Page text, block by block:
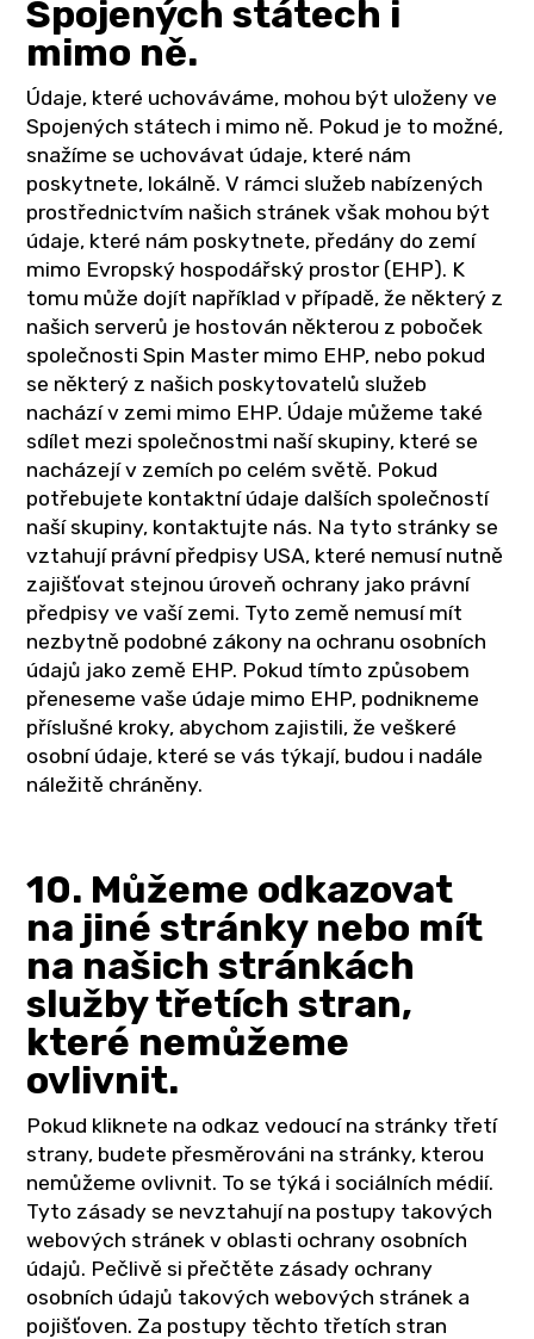
Spojených státech i
mimo ně.
Údaje, které uchováváme, mohou být uloženy ve
Spojených státech i mimo ně. Pokud je to možné,
snažíme se uchovávat údaje, které nám
poskytnete, lokálně. V rámci služeb nabízených
prostřednictvím našich stránek však mohou být
údaje, které nám poskytnete, předány do zemí
mimo Evropský hospodářský prostor (EHP). K
tomu může dojít například v případě, že některý z
našich serverů je hostován některou z poboček
společnosti Spin Master mimo EHP, nebo pokud
se některý z našich poskytovatelů služeb
nachází v zemi mimo EHP. Údaje můžeme také
sdílet mezi společnostmi naší skupiny, které se
nacházejí v zemích po celém světě. Pokud
potřebujete kontaktní údaje dalších společností
naší skupiny, kontaktujte nás. Na tyto stránky se
vztahují právní předpisy USA, které nemusí nutně
zajišťovat stejnou úroveň ochrany jako právní
předpisy ve vaší zemi. Tyto země nemusí mít
nezbytně podobné zákony na ochranu osobních
údajů jako země EHP. Pokud tímto způsobem
přeneseme vaše údaje mimo EHP, podnikneme
příslušné kroky, abychom zajistili, že veškeré
osobní údaje, které se vás týkají, budou i nadále
náležitě chráněny.
10. Můžeme odkazovat
na jiné stránky nebo mít
na našich stránkách
služby třetích stran,
které nemůžeme
ovlivnit.
Pokud kliknete na odkaz vedoucí na stránky třetí
strany, budete přesměrováni na stránky, kterou
nemůžeme ovlivnit. To se týká i sociálních médií.
Tyto zásady se nevztahují na postupy takových
webových stránek v oblasti ochrany osobních
údajů. Pečlivě si přečtěte zásady ochrany
osobních údajů takových webových stránek a
pojišťoven. Za postupy těchto třetích stran